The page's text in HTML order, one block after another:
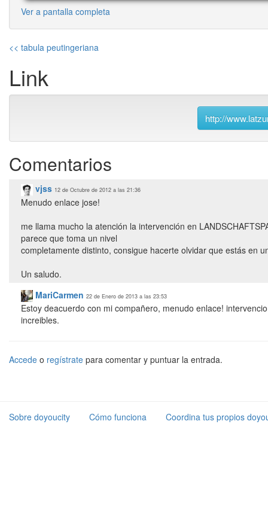
Ver a pantalla completa
<< tabula peutingeriana
Link
http://
Comentarios
vjss 12 de Octubre de 2012 a las 21:36
Menudo enlace jose!
me llama mucho la atención la intervención en
parece que toma un nivel
completamente distinto, consigue hacerte olvidar que estás en
Un saludo.
MariCarmen 22 de Enero de 2013 a las 23:53
Estoy deacuerdo con mi compañero, menudo enlace!
increibles.
Accede o regístrate para comentar y puntuar la entrada.
Sobre doyoucity Cómo funciona Coordina tus propios